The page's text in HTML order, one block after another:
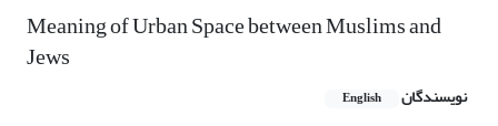
Meaning of Urban Space between Muslims and
Jews
نویسندگان English